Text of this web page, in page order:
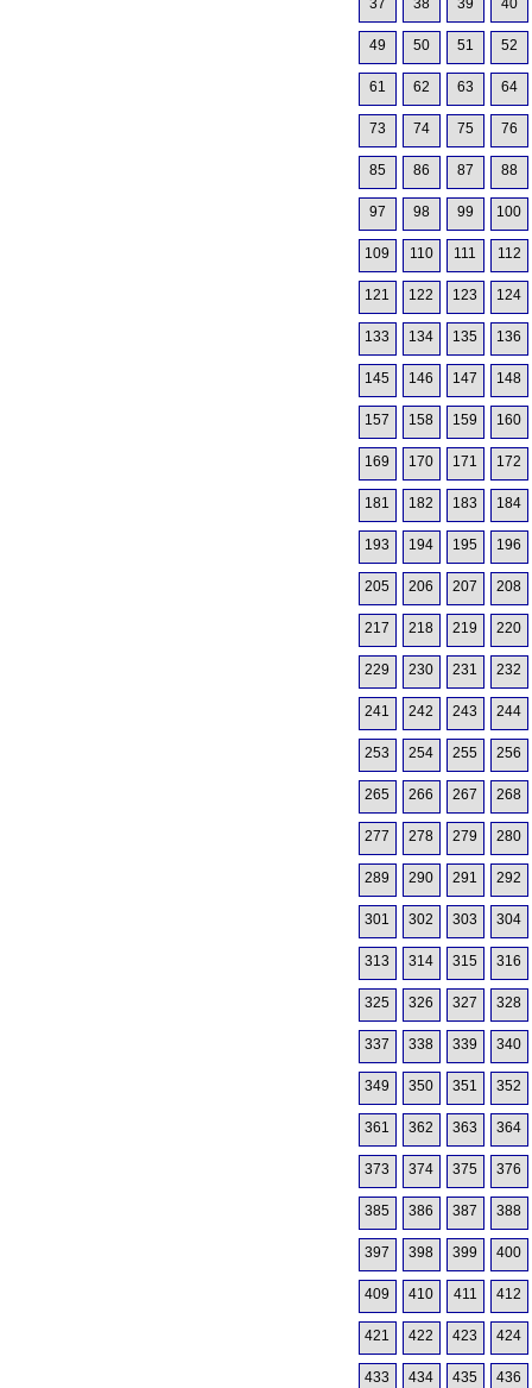
37 38 39 40
49 50 51 52
61 62 63 64
73 74 75 76
85 86 87 88
97 98 99 100
109 110 111 112
121 122 123 124
133 134 135 136
145 146 147 148
157 158 159 160
169 170 171 172
181 182 183 184
193 194 195 196
205 206 207 208
217 218 219 220
229 230 231 232
241 242 243 244
253 254 255 256
265 266 267 268
277 278 279 280
289 290 291 292
301 302 303 304
313 314 315 316
325 326 327 328
337 338 339 340
349 350 351 352
361 362 363 364
373 374 375 376
385 386 387 388
397 398 399 400
409 410 411 412
421 422 423 424
433 434 435 436